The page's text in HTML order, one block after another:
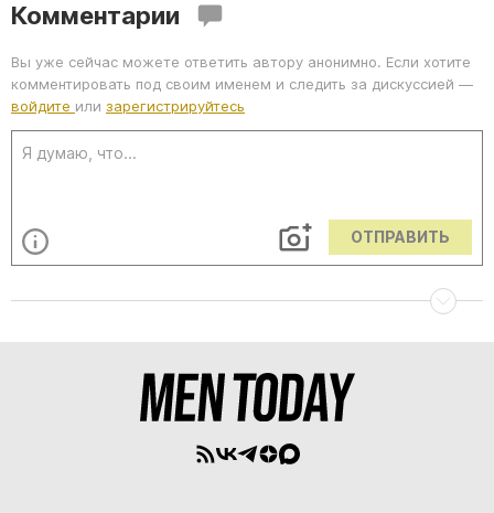
Комментарии
Вы уже сейчас можете ответить автору анонимно. Если хотите
комментировать под своим именем и следить за дискуссией —
войдите или зарегистрируйтесь
ОТПРАВИТЬ